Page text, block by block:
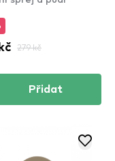
279 kč
Přidat